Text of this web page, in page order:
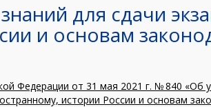
для сдачи
и основам
Федерации от 31 мая 2021 г. № 840
истории России и основам